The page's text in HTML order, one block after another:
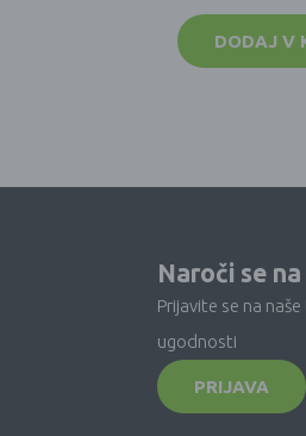
DODAJ V
Naroči se
Prijavite se na
ugodnosti
PRIJAVA